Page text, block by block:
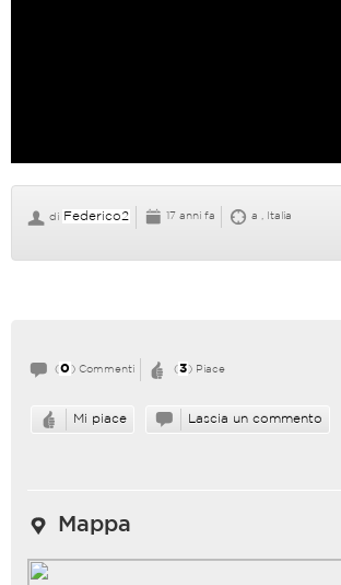
di Federico2 17 anni fa a , Italia
( 0 ) Commenti ( 3 ) Piace
Mi piace Lascia un commento
Mappa